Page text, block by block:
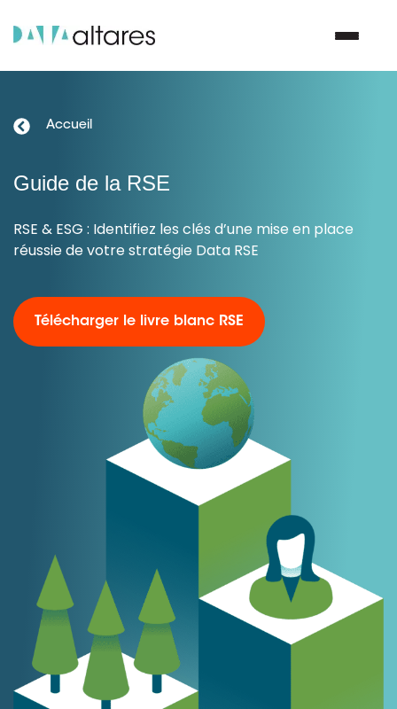
Vos enjeux
Notre groupe
Accueil
Guide de la RSE
RSE & ESG : Identifiez les clés d’une mise en place
réussie de votre stratégie Data RSE
Télécharger le livre blanc RSE